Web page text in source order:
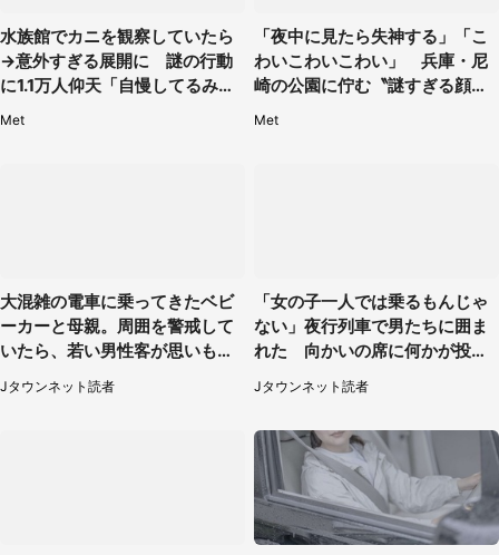
水族館でカニを観察していたら
→意外すぎる展開に 謎の行動
に1.1万人仰天「自慢してるみた
Met
「夜中に見たら失神する」「こ
わいこわいこわい」 兵庫・尼
崎の公園に佇む〝謎すぎる顔〟
Met
大混雑の電車に乗ってきたベビ
ーカーと母親。周囲を警戒して
いたら、若い男性客が思いもよ
らぬ行動に（東京都・50代女
性）
Jタウンネット読者
「女の子一人では乗るもんじゃ
ない」夜行列車で男たちに囲ま
れた 向かいの席に何かが投げ
られて（秋田県・60代女性）
Jタウンネット読者